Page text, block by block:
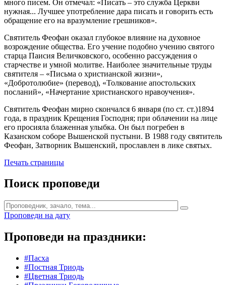
много писем. Он отмечал: «Писать – это служба Церкви
нужная... Лучшее употребление дара писать и говорить есть
обращение его на вразумление грешников».
Святитель Феофан оказал глубокое влияние на духовное
возрождение общества. Его учение подобно учению святого
старца Паисия Величковского, особенно рассуждения о
старчестве и умной молитве. Наиболее значительные труды
святителя – «Письма о христианской жизни»,
«Добротолюбие» (перевод), «Толкование апостольских
посланий», «Начертание христианского нравоучения».
Святитель Феофан мирно скончался 6 января (по ст. ст.)1894
года, в праздник Крещения Господня; при облачении на лице
его просияла блаженная улыбка. Он был погребен в
Казанском соборе Вышенской пустыни. В 1988 году святитель
Феофан, Затворник Вышенский, прославлен в лике святых.
Печать страницы
Поиск проповеди
Проповеди на дату
Проповеди на праздники:
#Пасха
#Постная Триодь
#Цветная Триодь